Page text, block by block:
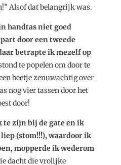
Alsof dat belangrijk was.
handtas niet goed
door een tweede
betrapte ik mezelf op
te popelen om door te
beetje zenuwachtig over
nog vier tassen door het
door!
te zijn bij de gate en ik
(stom!!!), waardoor ik
mopperde ik wederom
dacht die vrolijke